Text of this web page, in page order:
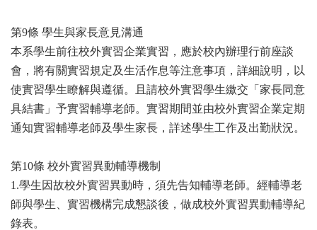
第9條 學生與家長意見溝通
本系學生前往校外實習企業實習，應於校內辦理行前座談
會，將有關實習規定及生活作息等注意事項，詳細說明，以
使實習學生瞭解與遵循。且請校外實習學生繳交「家長同意
具結書」予實習輔導老師。實習期間並由校外實習企業定期
通知實習輔導老師及學生家長，詳述學生工作及出勤狀況。
第10條 校外實習異動輔導機制
1.學生因故校外實習異動時，須先告知輔導老師。經輔導老
師與學生、實習機構完成懇談後，做成校外實習異動輔導紀
錄表。